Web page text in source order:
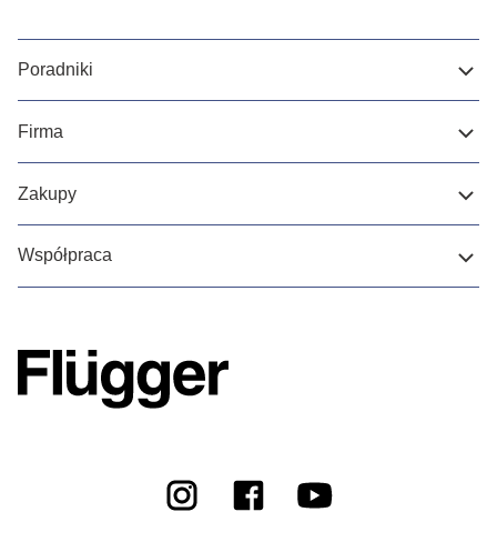
Poradniki
Firma
Zakupy
Współpraca